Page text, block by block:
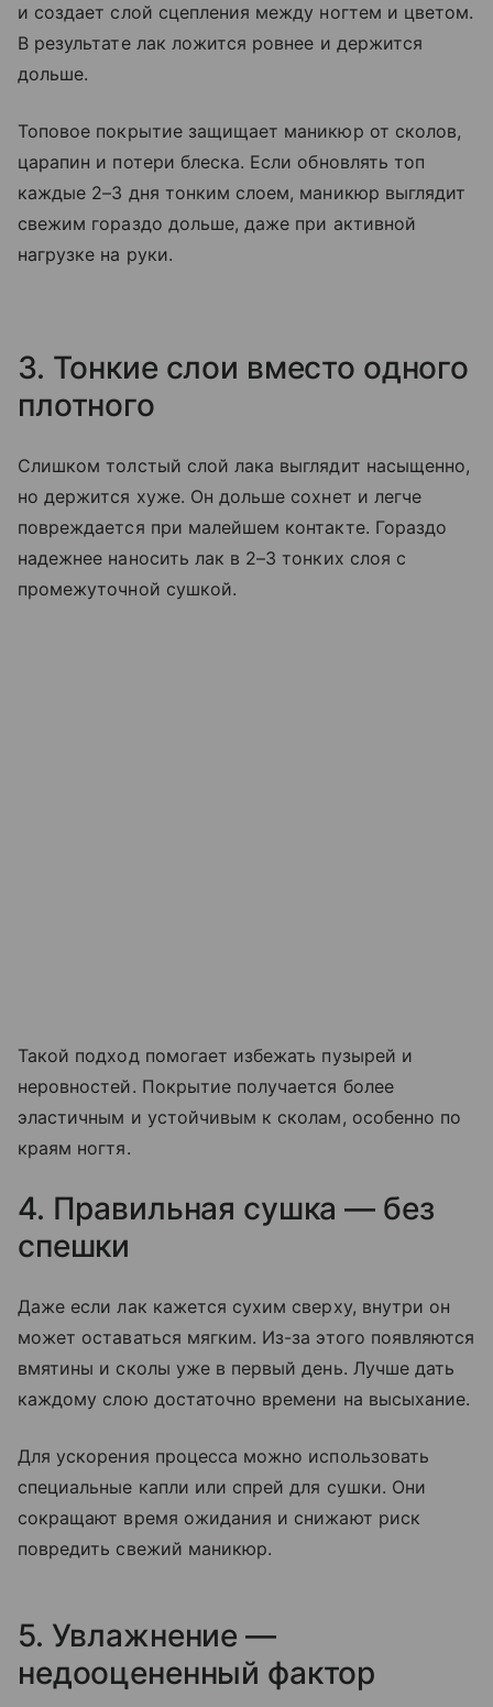
и создает слой сцепления между ногтем и цветом.
В результате лак ложится ровнее и держится
дольше.
Топовое покрытие защищает маникюр от сколов,
царапин и потери блеска. Если обновлять топ
каждые 2–3 дня тонким слоем, маникюр выглядит
свежим гораздо дольше, даже при активной
нагрузке на руки.
3. Тонкие слои вместо одного
плотного
Слишком толстый слой лака выглядит насыщенно,
но держится хуже. Он дольше сохнет и легче
повреждается при малейшем контакте. Гораздо
надежнее наносить лак в 2–3 тонких слоя с
промежуточной сушкой.
Такой подход помогает избежать пузырей и
неровностей. Покрытие получается более
эластичным и устойчивым к сколам, особенно по
краям ногтя.
4. Правильная сушка — без
спешки
Даже если лак кажется сухим сверху, внутри он
может оставаться мягким. Из-за этого появляются
вмятины и сколы уже в первый день. Лучше дать
каждому слою достаточно времени на высыхание.
Для ускорения процесса можно использовать
специальные капли или спрей для сушки. Они
сокращают время ожидания и снижают риск
повредить свежий маникюр.
5. Увлажнение —
недооцененный фактор